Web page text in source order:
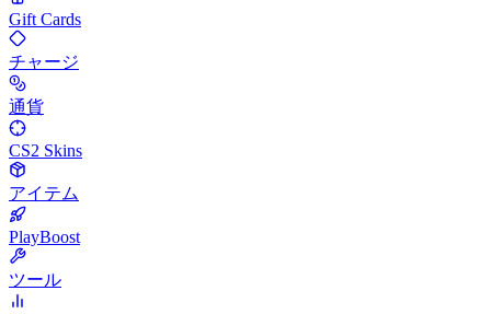
Gift Cards
チャージ
通貨
CS2 Skins
アイテム
PlayBoost
ツール